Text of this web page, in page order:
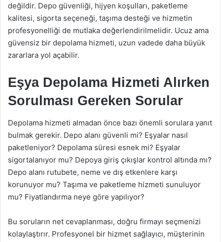
değildir. Depo güvenliği, hijyen koşulları, paketleme
kalitesi, sigorta seçeneği, taşıma desteği ve hizmetin
profesyonelliği de mutlaka değerlendirilmelidir. Ucuz ama
güvensiz bir depolama hizmeti, uzun vadede daha büyük
zararlara yol açabilir.
Eşya Depolama Hizmeti Alırken
Sorulması Gereken Sorular
Depolama hizmeti almadan önce bazı önemli sorulara yanıt
bulmak gerekir. Depo alanı güvenli mi? Eşyalar nasıl
paketleniyor? Depolama süresi esnek mi? Eşyalar
sigortalanıyor mu? Depoya giriş çıkışlar kontrol altında mı?
Depo alanı rutubete, neme ve dış etkenlere karşı
korunuyor mu? Taşıma ve paketleme hizmeti sunuluyor
mu? Fiyatlandırma neye göre yapılıyor?
Bu soruların net cevaplanması, doğru firmayı seçmenizi
kolaylaştırır. Profesyonel bir hizmet sağlayıcı, müşterinin